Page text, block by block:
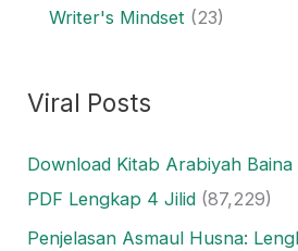
Writer's Mindset (23)
Viral Posts
Download Kitab Arabiyah
PDF Lengkap 4 Jilid (87,229)
Penjelasan Asmaul Husna: